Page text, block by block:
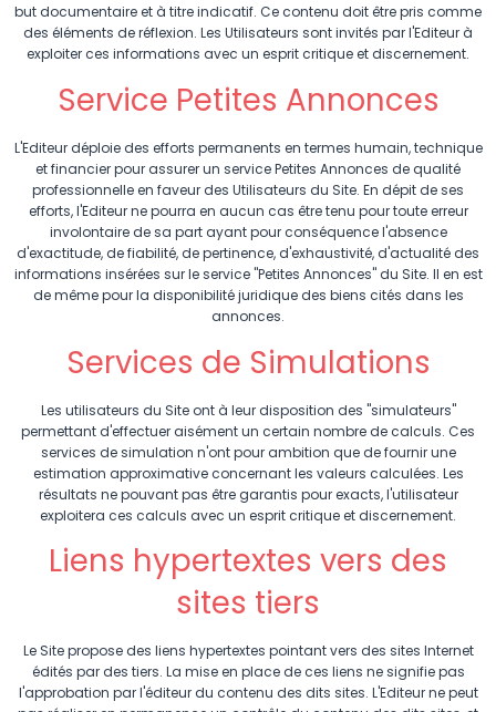
but documentaire et à titre indicatif. Ce contenu doit être pris comme
des éléments de réflexion. Les Utilisateurs sont invités par l'Editeur à
exploiter ces informations avec un esprit critique et discernement.
Service Petites Annonces
L'Editeur déploie des efforts permanents en termes humain, technique
et financier pour assurer un service Petites Annonces de qualité
professionnelle en faveur des Utilisateurs du Site. En dépit de ses
efforts, l'Editeur ne pourra en aucun cas être tenu pour toute erreur
involontaire de sa part ayant pour conséquence l'absence
d'exactitude, de fiabilité, de pertinence, d'exhaustivité, d'actualité des
informations insérées sur le service "Petites Annonces" du Site. Il en est
de même pour la disponibilité juridique des biens cités dans les
annonces.
Services de Simulations
Les utilisateurs du Site ont à leur disposition des "simulateurs"
permettant d'effectuer aisément un certain nombre de calculs. Ces
services de simulation n'ont pour ambition que de fournir une
estimation approximative concernant les valeurs calculées. Les
résultats ne pouvant pas être garantis pour exacts, l'utilisateur
exploitera ces calculs avec un esprit critique et discernement.
Liens hypertextes vers des
sites tiers
Le Site propose des liens hypertextes pointant vers des sites Internet
édités par des tiers. La mise en place de ces liens ne signifie pas
l'approbation par l'éditeur du contenu des dits sites. L'Editeur ne peut